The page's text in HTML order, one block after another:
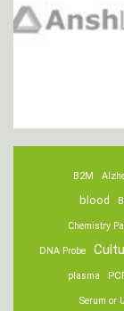
B2M
blood
Chemistry
DNA Probe
plasma
Serum or